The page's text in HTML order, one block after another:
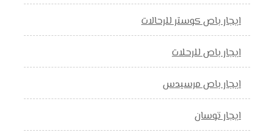
ايجار باص كوستر للرحالات
ايجار باص للرحلات
ايجار باص مرسيدس
ايجار توسان